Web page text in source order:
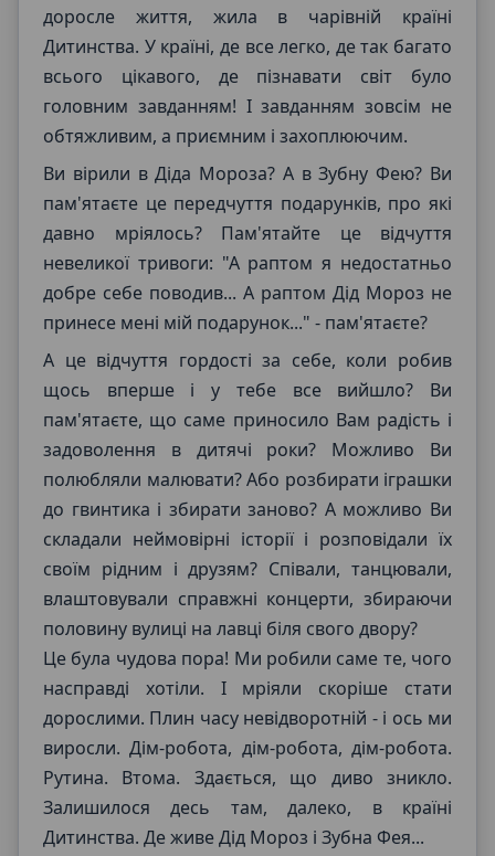
доросле життя, жила в чарівній країні
Дитинства. У країні, де все легко, де так багато
всього цікавого, де пізнавати світ було
головним завданням! І завданням зовсім не
обтяжливим, а приємним і захоплюючим.
Ви вірили в Діда Мороза? А в Зубну Фею? Ви
пам'ятаєте це передчуття подарунків, про які
давно мріялось? Пам'ятайте це відчуття
невеликої тривоги: "А раптом я недостатньо
добре себе поводив... А раптом Дід Мороз не
принесе мені мій подарунок..." - пам'ятаєте?
А це відчуття гордості за себе, коли робив
щось вперше і у тебе все вийшло? Ви
пам'ятаєте, що саме приносило Вам радість і
задоволення в дитячі роки? Можливо Ви
полюбляли малювати? Або розбирати іграшки
до гвинтика і збирати заново? А можливо Ви
складали неймовірні історії і розповідали їх
своїм рідним і друзям? Співали, танцювали,
влаштовували справжні концерти, збираючи
половину вулиці на лавці біля свого двору?
Це була чудова пора! Ми робили саме те, чого
насправді хотіли. І мріяли скоріше стати
дорослими. Плин часу невідворотній - і ось ми
виросли. Дім-робота, дім-робота, дім-робота.
Рутина. Втома. Здається, що диво зникло.
Залишилося десь там, далеко, в країні
Дитинства. Де живе Дід Мороз і Зубна Фея...